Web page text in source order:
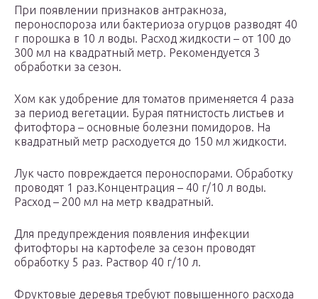
При появлении признаков антракноза,
пероноспороза или бактериоза огурцов разводят 40
г порошка в 10 л воды. Расход жидкости – от 100 до
300 мл на квадратный метр. Рекомендуется 3
обработки за сезон.
Хом как удобрение для томатов применяется 4 раза
за период вегетации. Бурая пятнистость листьев и
фитофтора – основные болезни помидоров. На
квадратный метр расходуется до 150 мл жидкости.
Лук часто повреждается пероноспорами. Обработку
проводят 1 раз.Концентрация – 40 г/10 л воды.
Расход – 200 мл на метр квадратный.
Для предупреждения появления инфекции
фитофторы на картофеле за сезон проводят
обработку 5 раз. Раствор 40 г/10 л.
Фруктовые деревья требуют повышенного расхода